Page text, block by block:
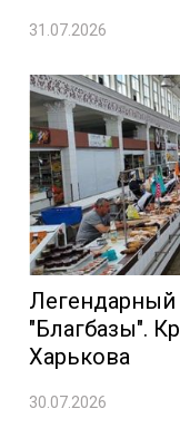
31.07.2026
Легендарный
"Благбазы".
Харькова
30.07.2026